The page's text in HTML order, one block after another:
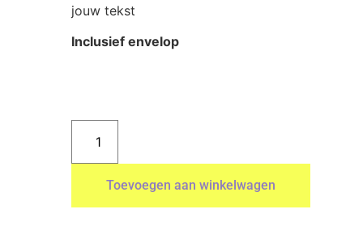
jouw tekst
Inclusief envelop
Toevoegen aan winkelwagen